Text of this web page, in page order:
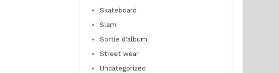
Skateboard
Slam
Sortie d'album
Street wear
Uncategorized